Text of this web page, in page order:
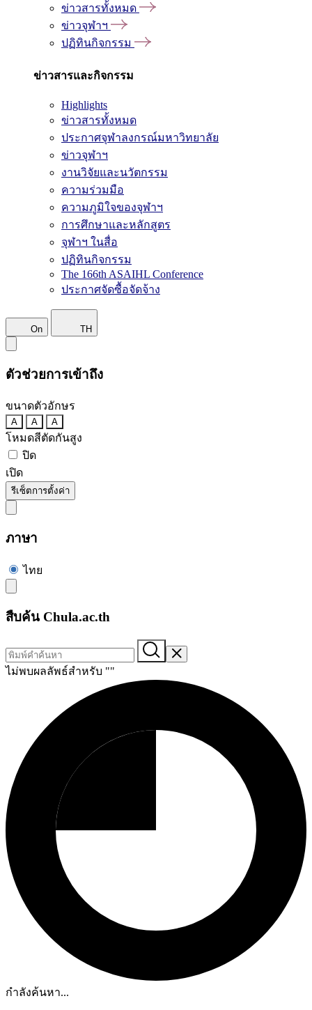
ข่าวสารทั้งหมด
ข่าวจุฬาฯ
ปฏิทินกิจกรรม
ข่าวสารและกิจกรรม
Highlights
ข่าวสารทั้งหมด
ประกาศจุฬาลงกรณ์มหาวิทยาลัย
ข่าวจุฬาฯ
งานวิจัยและนวัตกรรม
ความร่วมมือ
ความภูมิใจของจุฬาฯ
การศึกษาและหลักสูตร
จุฬาฯ ในสื่อ
ปฏิทินกิจกรรม
The 166th ASAIHL Conference
ประกาศจัดซื้อจัดจ้าง
On TH
ตัวช่วยการเข้าถึง
ขนาดตัวอักษร
A A A
โหมดสีตัดกันสูง
ปิด
เปิด
รีเซ็ตการตั้งค่า
ภาษา
ไทย
สืบค้น Chula.ac.th
ไม่พบผลลัพธ์สำหรับ ""
กำลังค้นหา...